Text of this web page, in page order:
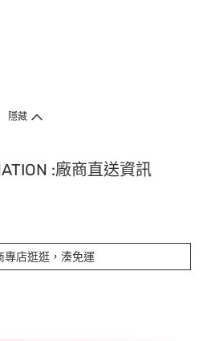
隱藏
:廠商直送資訊
專店逛逛，湊免運